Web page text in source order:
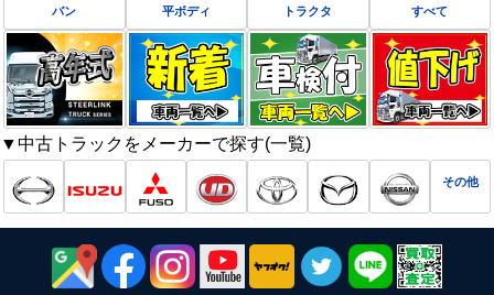
バン 平ボディ トラクタ すべて
▼中古トラックをメーカーで探す(一覧)
その他